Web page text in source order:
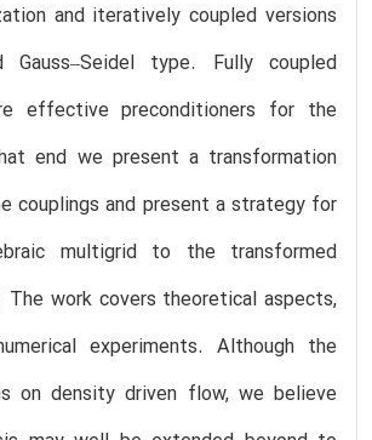
and iteratively coupled versions
type. Fully coupled
effective preconditioners for the
end we present a transformation
couplings and present a strategy for
multigrid to the transformed
work covers theoretical aspects,
experiments. Although the
on density driven flow, we believe